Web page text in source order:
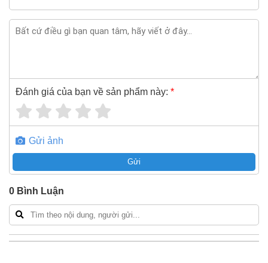
Nếu bạn cần thêm thông tin củaCáp điện hạ thế chống
cháy 3 pha bọc mica Sino FR-CV Cu/Mica/XLPE/FR-
Đánh giá của bạn về sản phẩm này: *
Gửi ảnh
Gửi
0 Bình Luận